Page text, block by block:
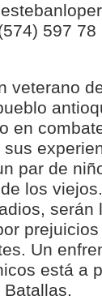
597
veterano
en
sus
par de
los
serán
Un
está a